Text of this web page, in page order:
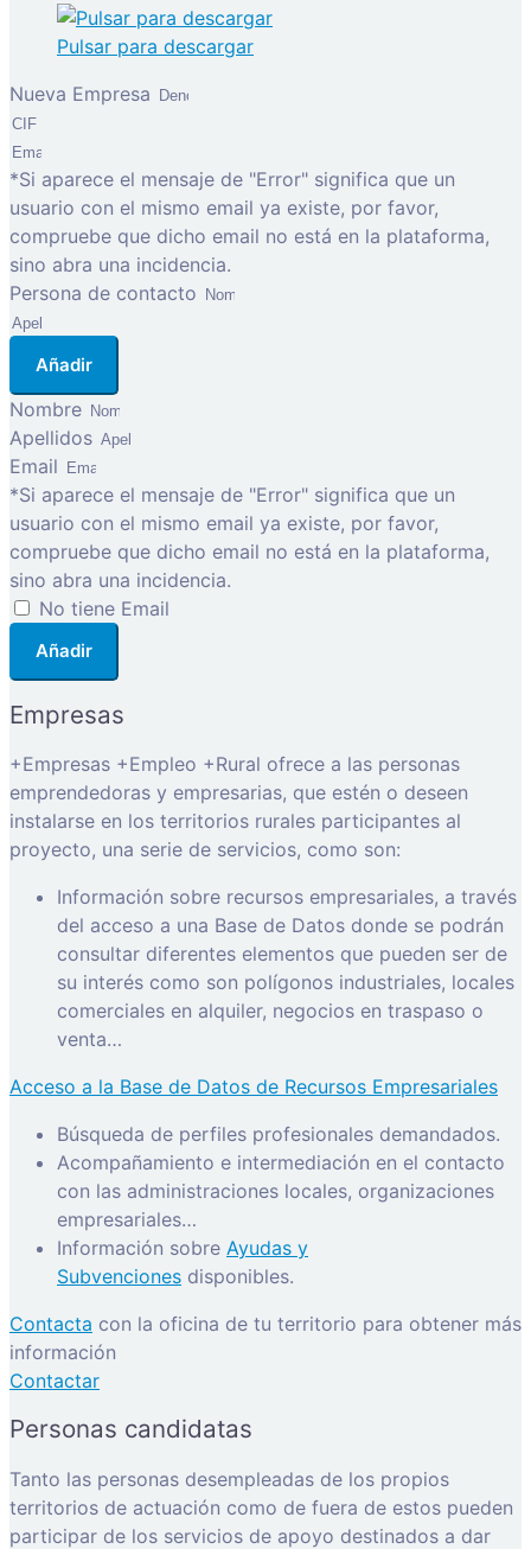
Pulsar para descargar
Nueva Empresa
*Si aparece el mensaje de "Error" significa que un
usuario con el mismo email ya existe, por favor,
compruebe que dicho email no está en la plataforma,
sino abra una incidencia.
Persona de contacto
Añadir
Nombre
Apellidos
Email
*Si aparece el mensaje de "Error" significa que un
usuario con el mismo email ya existe, por favor,
compruebe que dicho email no está en la plataforma,
sino abra una incidencia.
No tiene Email
Añadir
Empresas
+Empresas +Empleo +Rural ofrece a las personas
emprendedoras y empresarias, que estén o deseen
instalarse en los territorios rurales participantes al
proyecto, una serie de servicios, como son:
Información sobre recursos empresariales, a través
del acceso a una Base de Datos donde se podrán
consultar diferentes elementos que pueden ser de
su interés como son polígonos industriales, locales
comerciales en alquiler, negocios en traspaso o
venta…
Acceso a la Base de Datos de Recursos Empresariales
Búsqueda de perfiles profesionales demandados.
Acompañamiento e intermediación en el contacto
con las administraciones locales, organizaciones
empresariales…
Información sobre Ayudas y
Subvenciones disponibles.
Contacta con la oficina de tu territorio para obtener más
información
Contactar
Personas candidatas
Tanto las personas desempleadas de los propios
territorios de actuación como de fuera de estos pueden
participar de los servicios de apoyo destinados a dar